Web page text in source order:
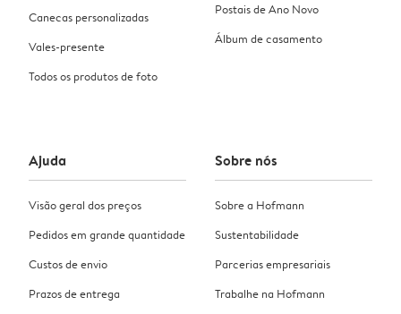
Canecas personalizadas
Vales-presente
Todos os produtos de foto
Postais de Ano Novo
Álbum de casamento
Ajuda
Visão geral dos preços
Pedidos em grande quantidade
Custos de envio
Prazos de entrega
Sobre nós
Sobre a Hofmann
Sustentabilidade
Parcerias empresariais
Trabalhe na Hofmann